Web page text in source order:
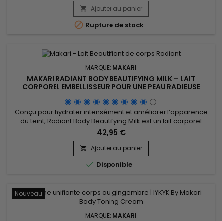
nettoyer, lisser et hydrater la peau. Jour après jour, la peau
paraît plus douce, plus lumineuse et visiblement plus...
 Ajouter au panier
 Rupture de stock
MARQUE: MAKARI
MAKARI RADIANT BODY BEAUTIFYING MILK – LAIT
CORPOREL EMBELLISSEUR POUR UNE PEAU RADIEUSE
Conçu pour hydrater intensément et améliorer l’apparence
du teint, Radiant Body Beautifying Milk est un lait corporel
nourrissant et unifiant idéal pour retrouver une peau plus
douce, souple et lumineuse. Sa formule associe l’huile
d’onagre, l’huile de graines de carotte, l’extrait de réglisse,
l’extrait de racine de mûrier blanc et l’huile...
42,95 €
 Ajouter au panier
 Disponible
Nouveau
MARQUE: MAKARI